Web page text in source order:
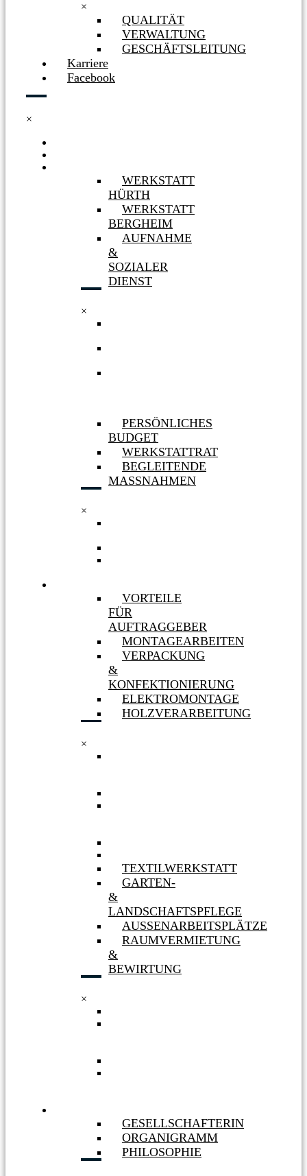
×
QUALITÄT
VERWALTUNG
GESCHÄFTSLEITUNG
Karriere
Facebook
×
WERKSTATT
HÜRTH
WERKSTATT
BERGHEIM
AUFNAHME
&
SOZIALER
DIENST
×
PERSÖNLICHES
BUDGET
WERKSTATTRAT
BEGLEITENDE
MASSNAHMEN
×
VORTEILE
FÜR
AUFTRAGGEBER
MONTAGEARBEITEN
VERPACKUNG
&
KONFEKTIONIERUNG
ELEKTROMONTAGE
HOLZVERARBEITUNG
×
TEXTILWERKSTATT
GARTEN-
&
LANDSCHAFTSPFLEGE
AUSSENARBEITSPLÄTZE
RAUMVERMIETUNG
&
BEWIRTUNG
×
GESELLSCHAFTERIN
ORGANIGRAMM
PHILOSOPHIE